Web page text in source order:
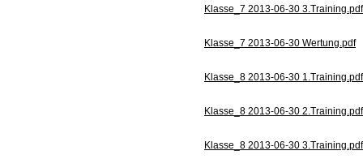
Klasse_7 2013-06-30 3.Training.pdf
Klasse_7 2013-06-30 Wertung.pdf
Klasse_8 2013-06-30 1.Training.pdf
Klasse_8 2013-06-30 2.Training.pdf
Klasse_8 2013-06-30 3.Training.pdf